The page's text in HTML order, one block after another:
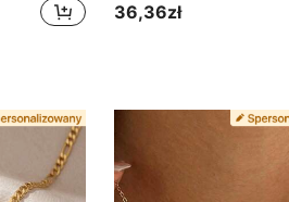
36,36zł